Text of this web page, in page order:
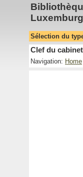
Sélection du
Clef du
Navigation: Home